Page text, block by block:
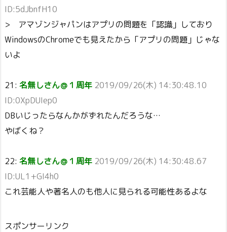
ID:5dJbnfH10
> アマゾンジャパンはアプリの問題を「認識」しており
WindowsのChromeでも見えたから「アプリの問題」じゃな
いよ
21: 名無しさん＠１周年 2019/09/26(木) 14:30:48.10
ID:0XpDUIep0
DBいじったらなんかがずれたんだろうな…
やばくね？
22: 名無しさん＠１周年 2019/09/26(木) 14:30:48.67
ID:UL1+GI4h0
これ芸能人や著名人のも他人に見られる可能性あるよな
スポンサーリンク